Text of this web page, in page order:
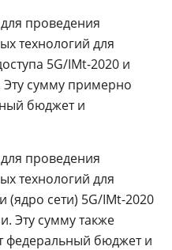
проведения
технологий для
5G/IMt-2020 и
Эту сумму примерно
бюджет и
проведения
технологий для
(ядро сети) 5G/IMt-2020
Эту сумму также
федеральный бюджет и